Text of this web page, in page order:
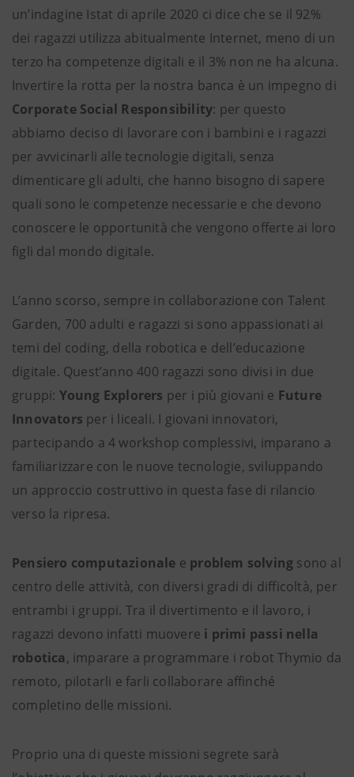
un’indagine Istat di aprile 2020 ci dice che se il 92%
dei ragazzi utilizza abitualmente Internet, meno di un
terzo ha competenze digitali e il 3% non ne ha alcuna.
Invertire la rotta per la nostra banca è un impegno di
Corporate Social Responsibility: per questo
abbiamo deciso di lavorare con i bambini e i ragazzi
per avvicinarli alle tecnologie digitali, senza
dimenticare gli adulti, che hanno bisogno di sapere
quali sono le competenze necessarie e che devono
conoscere le opportunità che vengono offerte ai loro
figli dal mondo digitale.
L’anno scorso, sempre in collaborazione con Talent
Garden, 700 adulti e ragazzi si sono appassionati ai
temi del coding, della robotica e dell’educazione
digitale. Quest’anno 400 ragazzi sono divisi in due
gruppi: Young Explorers per i più giovani e Future
Innovators per i liceali. I giovani innovatori,
partecipando a 4 workshop complessivi, imparano a
familiarizzare con le nuove tecnologie, sviluppando
un approccio costruttivo in questa fase di rilancio
verso la ripresa.
Pensiero computazionale e problem solving sono al
centro delle attività, con diversi gradi di difficoltà, per
entrambi i gruppi. Tra il divertimento e il lavoro, i
ragazzi devono infatti muovere i primi passi nella
robotica, imparare a programmare i robot Thymio da
remoto, pilotarli e farli collaborare affinché
completino delle missioni.
Proprio una di queste missioni segrete sarà